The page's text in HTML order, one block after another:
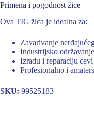
Primena i pogodnost žice
Ova TIG žica je idealna za:
Zavarivanje
Industrijsko
Izradu i reparaciju
Profesionalno i
SKU: 99525183